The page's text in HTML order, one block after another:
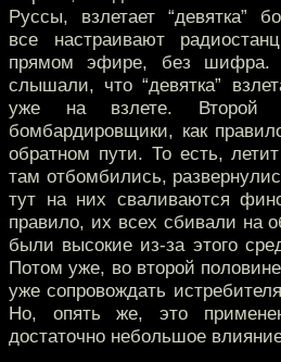
Руссы, взлетает “девятка”
все настраивают
прямом эфире, без
слышали, что “девятка”
уже на взлете. Второй
бомбардировщики, как
обратном пути. То есть,
там отбомбились,
тут на них сваливаются
правило, их всех сбивали на
были высокие из-за этого
Потом уже, во второй
уже сопровождать
Но, опять же, это
достаточно небольшое